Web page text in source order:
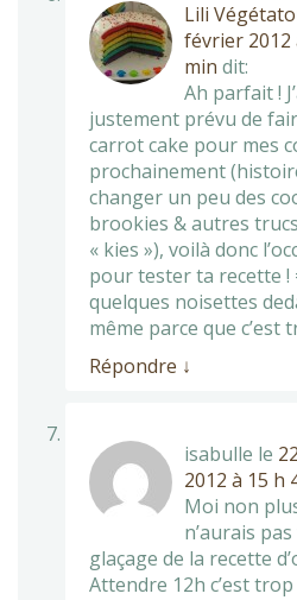
Lili
février 2012
min dit:
Ah parfait !
justement prévu de
carrot cake pour mes
prochainement
changer un peu des
brookies & autres
« kies »), voilà donc
pour tester ta recette !
quelques noisettes
même parce que c’est
Répondre ↓
isabulle le
2012 à 15 h
Moi non
n’aurais
glaçage de la recette
Attendre 12h c’est